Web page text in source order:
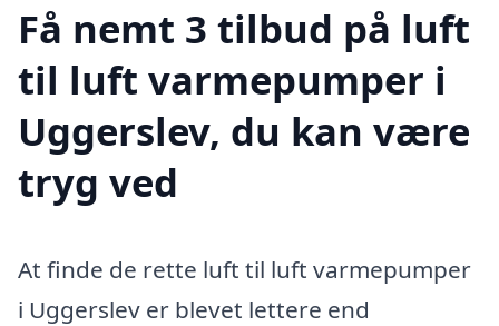
Få nemt 3 tilbud på luft
til luft varmepumper i
Uggerslev, du kan være
tryg ved
At finde de rette luft til luft varmepumper
i Uggerslev er blevet lettere end